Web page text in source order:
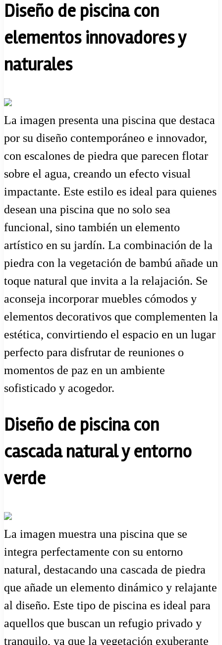
Diseño de piscina con
elementos innovadores y
naturales
La imagen presenta una piscina que destaca
por su diseño contemporáneo e innovador,
con escalones de piedra que parecen flotar
sobre el agua, creando un efecto visual
impactante. Este estilo es ideal para quienes
desean una piscina que no solo sea
funcional, sino también un elemento
artístico en su jardín. La combinación de la
piedra con la vegetación de bambú añade un
toque natural que invita a la relajación. Se
aconseja incorporar muebles cómodos y
elementos decorativos que complementen la
estética, convirtiendo el espacio en un lugar
perfecto para disfrutar de reuniones o
momentos de paz en un ambiente
sofisticado y acogedor.
Diseño de piscina con
cascada natural y entorno
verde
La imagen muestra una piscina que se
integra perfectamente con su entorno
natural, destacando una cascada de piedra
que añade un elemento dinámico y relajante
al diseño. Este tipo de piscina es ideal para
aquellos que buscan un refugio privado y
tranquilo, ya que la vegetación exuberante